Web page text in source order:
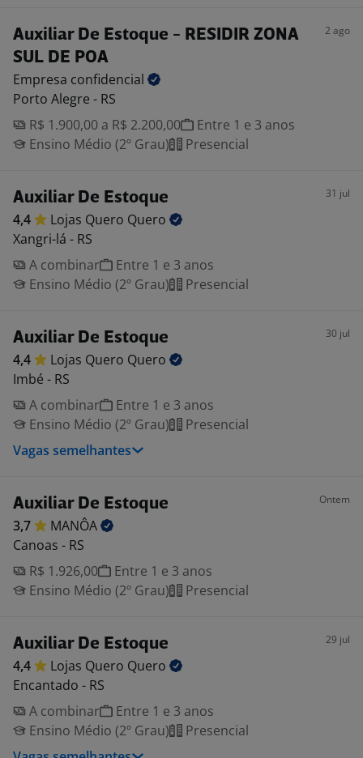
Auxiliar De Estoque - RESIDIR ZONA
SUL DE POA
2 ago
Empresa confidencial
Porto Alegre - RS
R$ 1.900,00 a R$ 2.200,00
Entre 1 e 3 anos
Ensino Médio (2º Grau)
Presencial
Auxiliar De Estoque 31 jul
4,4 Lojas Quero Quero
Xangri-lá - RS
A combinar
Entre 1 e 3 anos
Ensino Médio (2º Grau)
Presencial
Auxiliar De Estoque 30 jul
4,4 Lojas Quero Quero
Imbé - RS
A combinar
Entre 1 e 3 anos
Ensino Médio (2º Grau)
Presencial
Vagas semelhantes
Auxiliar De Estoque Ontem
3,7
MANÔA
Canoas - RS
R$ 1.926,00
Entre 1 e 3 anos
Ensino Médio (2º Grau)
Presencial
Auxiliar De Estoque 29 jul
4,4 Lojas Quero Quero
Encantado - RS
A combinar
Entre 1 e 3 anos
Ensino Médio (2º Grau)
Presencial